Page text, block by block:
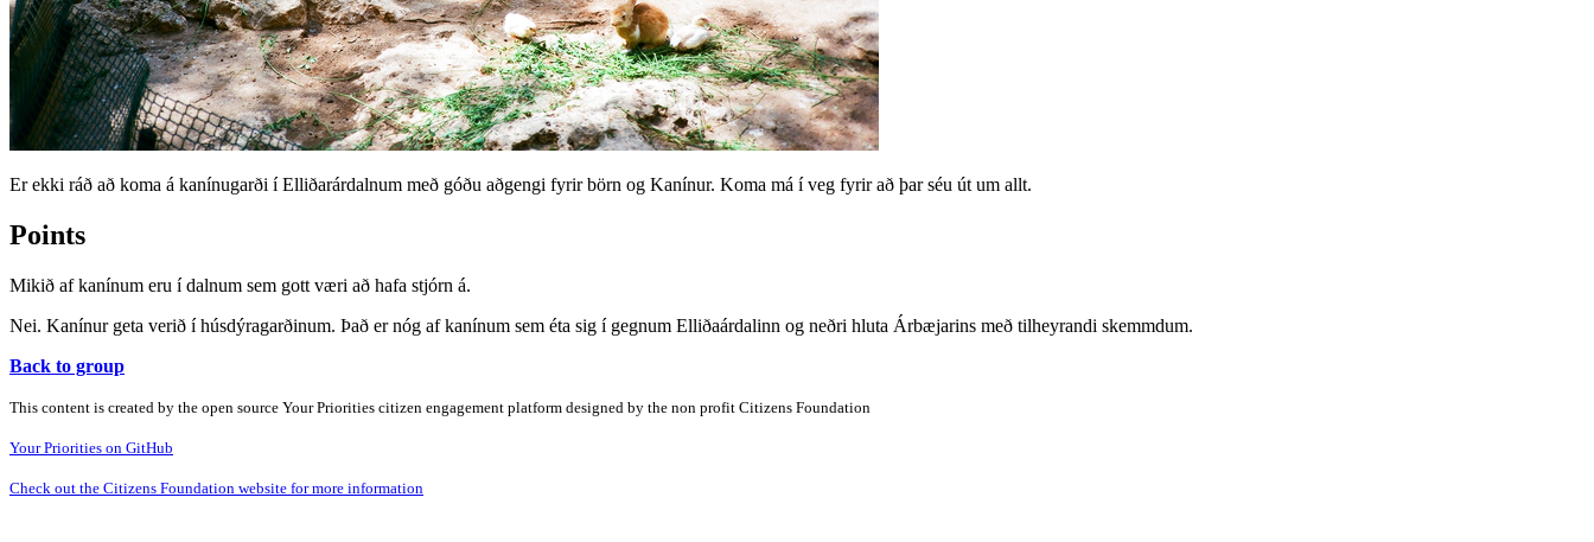
Er ekki ráð að koma á kanínugarði í Elliðarárdalnum með góðu aðgengi fyrir börn og Kanínur. Koma má í veg fyrir að þar séu út um allt.
Points
Mikið af kanínum eru í dalnum sem gott væri að hafa stjórn á.
Nei. Kanínur geta verið í húsdýragarðinum. Það er nóg af kanínum sem éta sig í gegnum Elliðaárdalinn og neðri hluta Árbæjarins með tilheyrandi skemmdum.
Back to group
This content is created by the open source Your Priorities citizen engagement platform designed by the non profit Citizens Foundation
Your Priorities on GitHub
Check out the Citizens Foundation website for more information